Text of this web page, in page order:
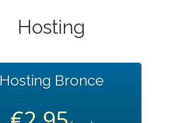
Hosting
Hosting Bronce